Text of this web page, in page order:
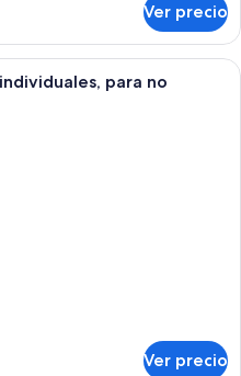
Ver precio
Habitación de hotel con dos camas,
para no
Ver precio